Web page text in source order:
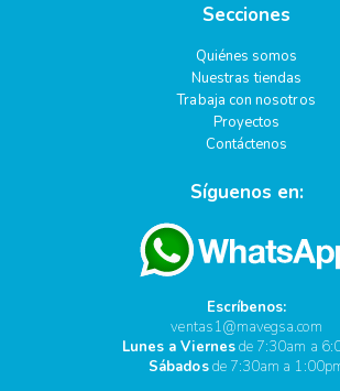
Secciones
Quiénes somos
Nuestras tiendas
Trabaja con nosotros
Proyectos
Contáctenos
Síguenos en:
Escríbenos:
ventas1@mavegsa.com
Lunes a Viernesde 7:30am a
Sábadosde 7:30am a